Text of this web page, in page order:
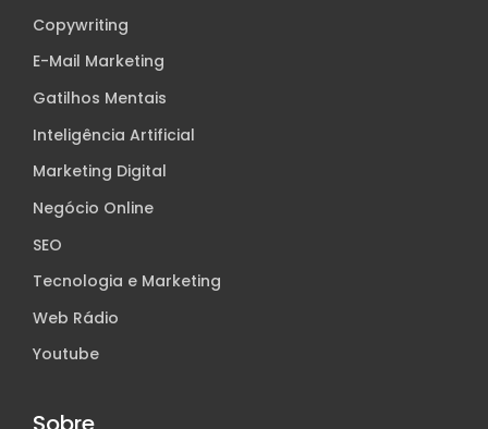
Copywriting
E-Mail Marketing
Gatilhos Mentais
Inteligência Artificial
Marketing Digital
Negócio Online
SEO
Tecnologia e Marketing
Web Rádio
Youtube